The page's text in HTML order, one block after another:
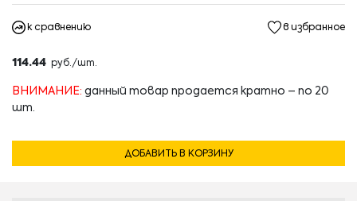
к сравнению в избранное
114.44 руб./шт.
ВНИМАНИЕ: данный товар продается кратно – по 20
шт.
ДОБАВИТЬ В КОРЗИНУ